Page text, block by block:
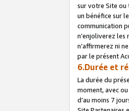
sur votre Site ou
un bénéfice sur
communication
n’enjoliverez
n’affirmerez ni
par le présent
6.Durée et
La durée du
moment, avec
d’au moins 7